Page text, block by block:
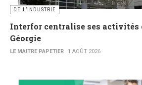
DE L’INDUSTRIE
Interfor centralise ses activités
Géorgie
LE MAITRE PAPETIER 1 AOÛT 2026